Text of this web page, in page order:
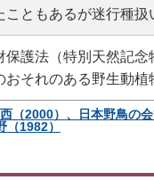
こともあるが迷行種扱
保護法（特別天然記念
おそれのある野生動植
（2000）、日本野鳥の会
1982）